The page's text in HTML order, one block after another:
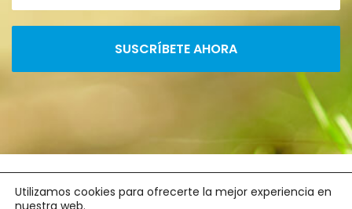
SUSCRÍBETE AHORA
2022 ©CanaryRun- xacoprol.com
Utilizamos cookies para ofrecerte la mejor experiencia en
nuestra web.